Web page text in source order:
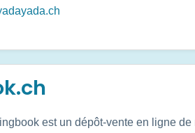
est un dépôt-vente en ligne